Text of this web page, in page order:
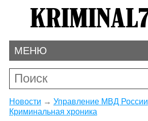
МЕНЮ
Новости → Управление МВД России
Криминальная хроника